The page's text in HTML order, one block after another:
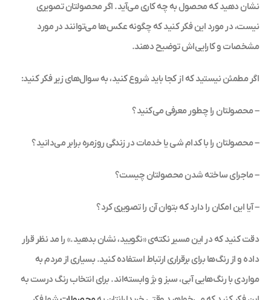
نشان دهید که محصول به چه کاری می‌آید. اگر محصولتان تصویری
نیست، در مورد این فکر کنید که چگونه عکس‌ها می‌توانند در مورد
مشخصات و کارایی‌اش توضیح دهند.
اگر مطمئن نیستید که از کجا باید شروع کنید، به سوال‌های زیر فکر کنید:
– محصولتان را چطور معرفی می‌کنید؟
– محصولتان را با کدام شی یا خدمات در زندگی روزمره برابر می‌دانید؟
– ماجرای ساخته شدن محصولتان چیست؟
– آیا این امکان را دارد که بتوان آن را تصویری کرد؟
دقت کنید که در این مسیر نکته‌ی «نگویید، نشان بدهید.» را مد نظر قرار
داده و از رنگ‌ها برای برقراری ارتباط استفاده کنید. بسیاری از مردم به
مواردی با رنگ‌هایی آبی، سبز و بژ وابسته‌اند. برای انتخاب رنگ درست به